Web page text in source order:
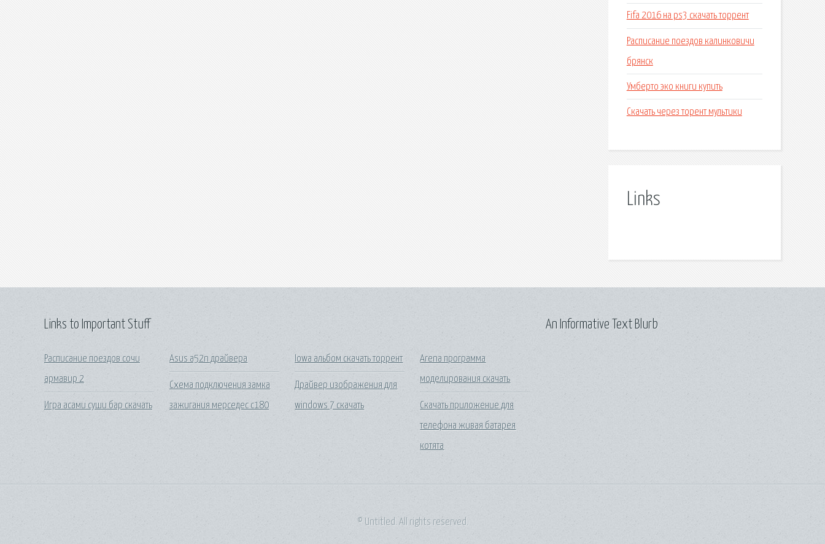
Fifa 2016 на ps3 скачать торрент
Расписание поездов калинковичи
брянск
Умберто эко книги купить
Скачать через торент мультики
Links
Links to Important Stuff
Расписание поездов сочи
армавир 2
Игра асами суши бар скачать
Asus a52n драйвера
Схема подключения замка
зажигания мерседес с180
Iowa альбом скачать торрент
Драйвер изображения для
windows 7 скачать
Arena программа
моделирования скачать
Скачать приложение для
телефона живая батарея
котята
An Informative Text Blurb
© Untitled. All rights reserved.